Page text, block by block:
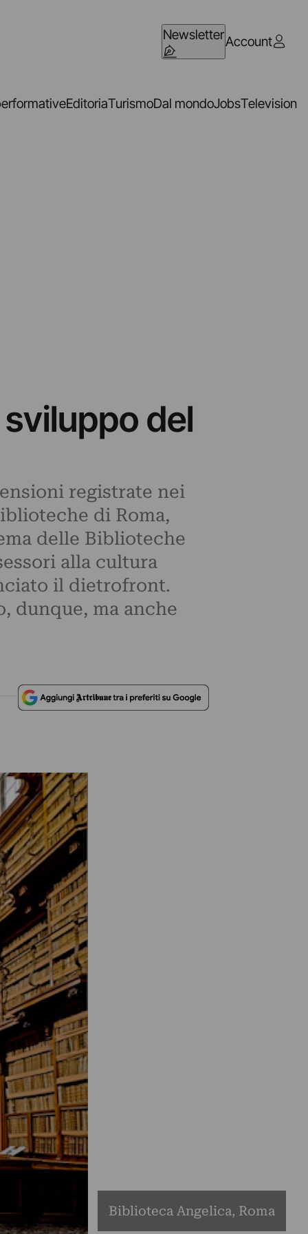
NewsletterAccount
EditoriaTurismoDal mondoJobsTelevision
del
registrate nei
di Roma,
delle Biblioteche
alla cultura
il dietrofront.
dunque, ma anche
Biblioteca Angelica, Roma